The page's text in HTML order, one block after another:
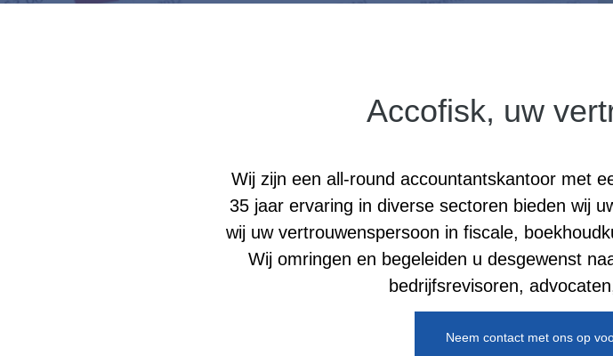
Accofisk staat u graag bij op fiscaal vlak. Zowel BTW, personen- alsAccofisk, uw
Wij zijn een all-round accountantskantoor met
35 jaar ervaring in diverse sectoren bieden wij
wij uw vertrouwenspersoon in fiscale,
Wij omringen en begeleiden u desgewenst
bedrijfsrevisoren,
Neem contact met ons op